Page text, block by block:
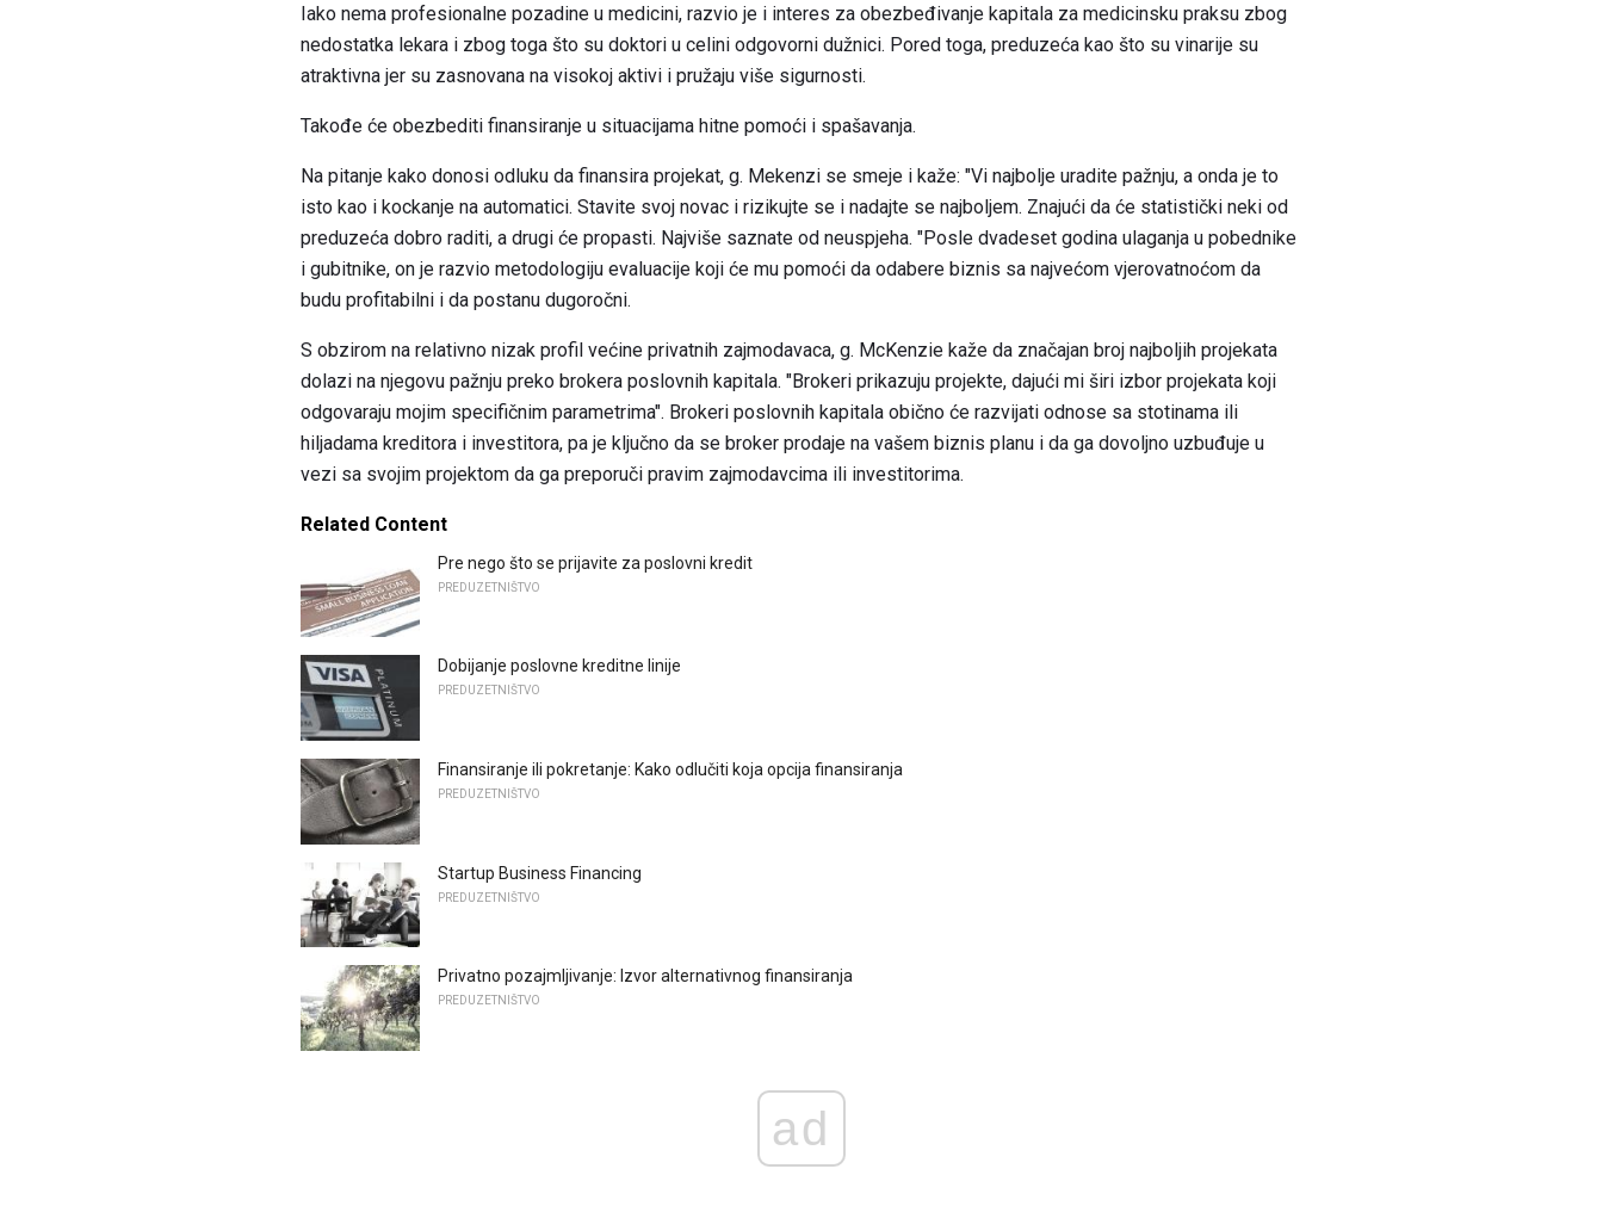
Iako nema profesionalne pozadine u medicini, razvio je i interes za obezbeđivanje kapitala za medicinsku praksu zbog
nedostatka lekara i zbog toga što su doktori u celini odgovorni dužnici. Pored toga, preduzeća kao što su vinarije su
atraktivna jer su zasnovana na visokoj aktivi i pružaju više sigurnosti.
Takođe će obezbediti finansiranje u situacijama hitne pomoći i spašavanja.
Na pitanje kako donosi odluku da finansira projekat, g. Mekenzi se smeje i kaže: "Vi najbolje uradite pažnju, a onda je to
isto kao i kockanje na automatici. Stavite svoj novac i rizikujte se i nadajte se najboljem. Znajući da će statistički neki od
preduzeća dobro raditi, a drugi će propasti. Najviše saznate od neuspjeha. "Posle dvadeset godina ulaganja u pobednike
i gubitnike, on je razvio metodologiju evaluacije koji će mu pomoći da odabere biznis sa najvećom vjerovatnoćom da
budu profitabilni i da postanu dugoročni.
S obzirom na relativno nizak profil većine privatnih zajmodavaca, g. McKenzie kaže da značajan broj najboljih projekata
dolazi na njegovu pažnju preko brokera poslovnih kapitala. "Brokeri prikazuju projekte, dajući mi širi izbor projekata koji
odgovaraju mojim specifičnim parametrima". Brokeri poslovnih kapitala obično će razvijati odnose sa stotinama ili
hiljadama kreditora i investitora, pa je ključno da se broker prodaje na vašem biznis planu i da ga dovoljno uzbuđuje u
vezi sa svojim projektom da ga preporuči pravim zajmodavcima ili investitorima.
Related Content
Pre nego što se prijavite za poslovni kredit
PREDUZETNIŠTVO
Dobijanje poslovne kreditne linije
PREDUZETNIŠTVO
Finansiranje ili pokretanje: Kako odlučiti koja opcija finansiranja
PREDUZETNIŠTVO
Startup Business Financing
PREDUZETNIŠTVO
Privatno pozajmljivanje: Izvor alternativnog finansiranja
PREDUZETNIŠTVO
ad